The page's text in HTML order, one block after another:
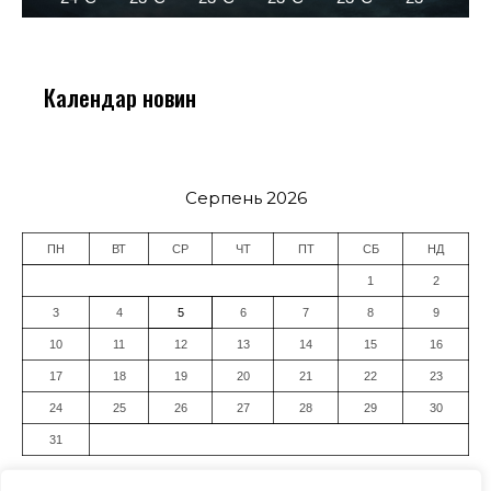
Календар новин
Серпень 2026
ПН ВТ СР ЧТ ПТ СБ НД
1 2
3 4 5 6 7 8 9
10 11 12 13 14 15 16
17 18 19 20 21 22 23
24 25 26 27 28 29 30
31